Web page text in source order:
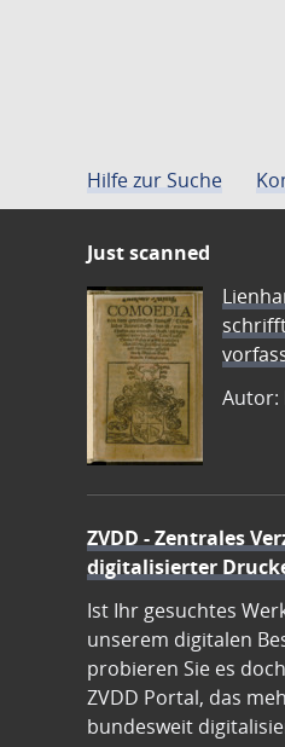
Hilfe zur Suche
Just scanned
Autor:
ZVDD - Zentrales
digitalisierter
Ist Ihr gesuchtes
unserem digitalen
probieren Sie es
ZVDD Portal, das
bundesweit